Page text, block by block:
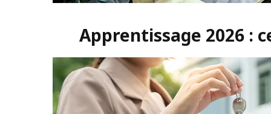
Apprentissage 2026 :